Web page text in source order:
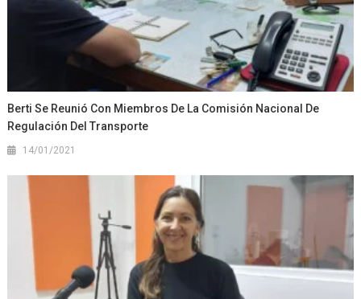
Berti Se Reunió Con Miembros De La Comisión Nacional De
Regulación Del Transporte
14/01/2021